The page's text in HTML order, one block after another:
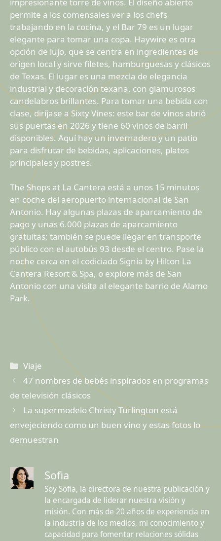
permite a los comensales ver a los chefs
trabajando en la cocina, y el Bar 79 es un lugar
elegante para tomar una copa. Haywire es otra
opción de lujo, que se centra en ingredientes de
origen local y sirve filetes, hamburguesas y clásicos
de Texas. El lugar es una mezcla de elegancia
industrial y decoración texana, con glamurosos
candelabros brillantes. Para tomar una bebida con
clase, diríjase a Sixty Vines: este bar de vinos abrió
sus puertas en 2026 y tiene 60 vinos de barril
disponibles. Aquí hay un invernadero y un patio
para disfrutar de bebidas, aplicaciones, platos
principales y postres.
The Shops at La Cantera está a unos 15 minutos
en coche del aeropuerto internacional de San
Antonio. Hay algunas plazas de aparcamiento de
pago y unas 6.000 plazas de aparcamiento
gratuitas; también se puede llegar en transporte
público con el autobús 93 desde el centro. Pase la
noche cerca en el codiciado Signia by Hilton La
Cantera Resort & Spa, o explore más de San
Antonio con una visita al elegante barrio de Alamo
Park.
Categorías
Viaje
47 nombres de bebés inspirados en programas
de televisión clásicos
La supermodelo Christy Turlington está
envejeciendo como un buen vino y estas fotos lo
demuestran
Sofia
Soy Sofia, la directora de nuestra publicación y
la encargada de liderar nuestra visión y
misión. Con más de 20 años de experiencia en
la industria de los medios, mi conocimiento y
capacidad para fomentar relaciones sólidas